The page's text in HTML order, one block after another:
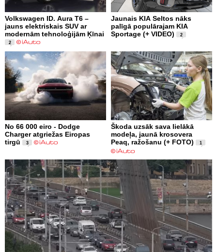
Volkswagen ID. Aura T6 –
jauns elektriskais SUV ar
modernām tehnoloģijām Ķīnai
2
Jaunais KIA Seltos nāks
palīgā populārajam KIA
Sportage (+ VIDEO)
2
No 66 000 eiro - Dodge
Charger atgriežas Eiropas
tirgū
3
Škoda uzsāk sava lielākā
modeļa, jaunā krosovera
Peaq, ražošanu (+ FOTO)
1